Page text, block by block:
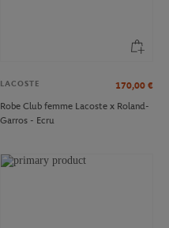
LACOSTE 170,00 €
Robe Club femme Lacoste x Roland-
Garros - Ecru